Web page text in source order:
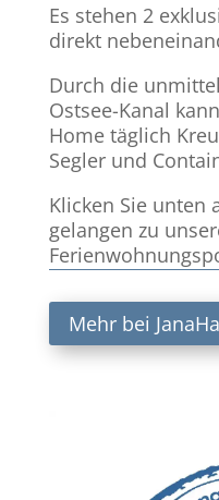
Es stehen 2
direkt
Durch die
Ostsee-Kanal
Home täglich
Segler und
Klicken Sie unten
gelangen zu
Mehr bei